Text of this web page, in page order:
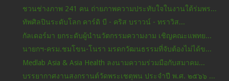
ชวนช่างภาพ 241 คน ถ่ายภาพความประทับใจในงานใต้ร่มพร...
ทัพศิลปินระดับโลก คาร์ดิ บี - คริส บราวน์ - ทราวิส...
กัลเดอร์มา ยกระดับผู้นำนวัตกรรมความงาม เชิญคณะแพทย...
นายกฯ-ครม.ชมโขน-โนรา มรดกวัฒนธรรมที่จับต้องไม่ได้ข...
Medlab Asia & Asia Health ลงนามความร่วมมือกับสมาคม...
บรรยากาศงานสงกรานต์วัดพระเชตุพน ประจำปี พ.ศ. ๒๕๖๖ ...